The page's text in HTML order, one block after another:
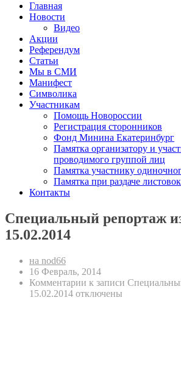
Главная
Новости
Видео
Акции
Референдум
Статьи
Мы в СМИ
Манифест
Символика
Участникам
Помощь Новороссии
Регистрация сторонников
Фонд Минина Екатеринбург
Памятка организатору и
проводимого группой лиц
Памятка участнику
Памятка при раздаче листовок
Контакты
Специальный репортаж
15.02.2014
на nod66
16 Февраль, 2014
Комментарии к записи
15.02.2014 отключены